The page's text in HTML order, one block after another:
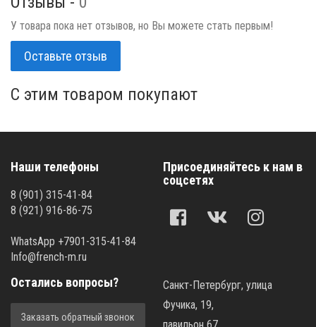
У товара пока нет отзывов, но Вы можете стать первым!
Оставьте отзыв
C этим товаром покупают
Наши телефоны
8 (901) 315-41-84
8 (921) 916-86-75
WhatsApp +7901-315-41-84
Info@french-m.ru
Присоединяйтесь к нам в
соцсетях
Остались вопросы?
Заказать обратный звонок
Санкт-Петербург, улица
Фучика, 19,